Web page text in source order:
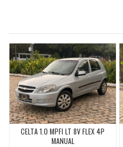
CELTA 1.0 MPFI LT 8V FLEX 4P
MANUAL